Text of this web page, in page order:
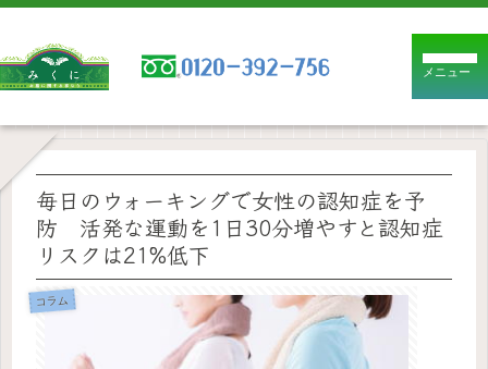
メニュー
毎日のウォーキングで女性の認知症を予
防 活発な運動を1日30分増やすと認知症
リスクは21%低下
コラム